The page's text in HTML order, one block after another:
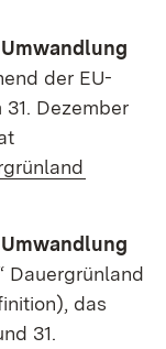
Umwandlung
der EU-
Dezember
Umwandlung
Dauergrünland
das
31.